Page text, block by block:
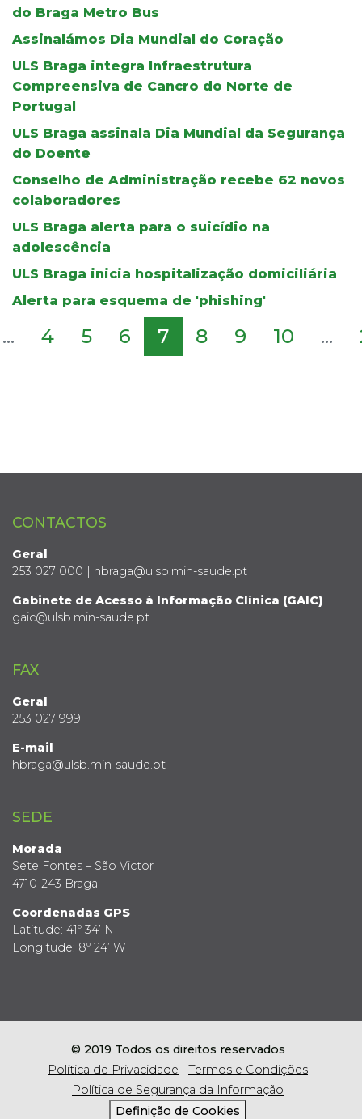
do Braga Metro Bus
Assinalámos Dia Mundial do Coração
ULS Braga integra Infraestrutura
Compreensiva de Cancro do Norte de
Portugal
ULS Braga assinala Dia Mundial da Segurança
do Doente
Conselho de Administração recebe 62 novos
colaboradores
ULS Braga alerta para o suicídio na
adolescência
ULS Braga inicia hospitalização domiciliária
Alerta para esquema de 'phishing'
... 4 5 6 7 8 9 10 ...
CONTACTOS
Geral
253 027 000 | hbraga@ulsb.min-saude.pt
Gabinete de Acesso à Informação Clínica (GAIC)
gaic@ulsb.min-saude.pt
FAX
Geral
253 027 999
E-mail
hbraga@ulsb.min-saude.pt
SEDE
Morada
Sete Fontes – São Victor
4710-243 Braga
Coordenadas GPS
Latitude: 41º 34’ N
Longitude: 8º 24’ W
© 2019 Todos os direitos reservados
Política de Privacidade
Termos e Condições
Política de Segurança da Informação
Definição de Cookies